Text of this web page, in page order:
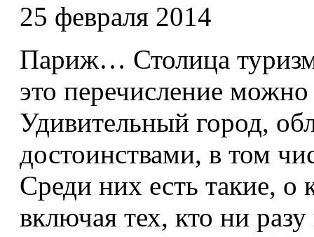
25 февраля 2014
Париж… Столица
это перечисление
Удивительный город,
достоинствами, в том
Среди них есть такие, о
включая тех, кто ни